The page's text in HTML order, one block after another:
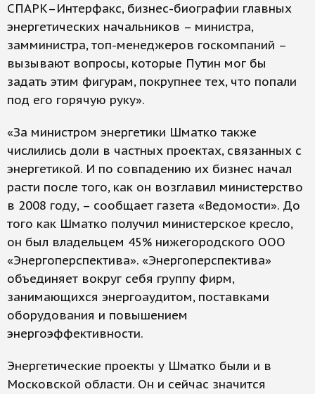
СПАРК–Интерфакс, бизнес-биографии главных
энергетических начальников – министра,
замминистра, топ-менеджеров госкомпаний –
вызывают вопросы, которые Путин мог бы
задать этим фигурам, покрупнее тех, что попали
под его горячую руку».
«За министром энергетики Шматко также
числились доли в частных проектах, связанных с
энергетикой. И по совпадению их бизнес начал
расти после того, как он возглавил министерство
в 2008 году, – сообщает газета «Ведомости». До
того как Шматко получил министерское кресло,
он был владельцем 45% нижегородского ООО
«Энергоперспектива». «Энергоперспектива»
объединяет вокруг себя группу фирм,
занимающихся энергоаудитом, поставками
оборудования и повышением
энергоэффективности.
Энергетические проекты у Шматко были и в
Московской области. Он и сейчас значится